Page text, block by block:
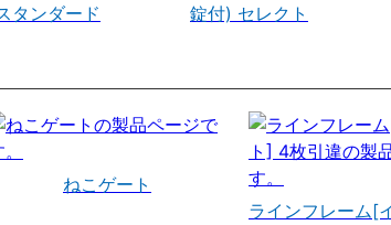
タンダード
錠付) セレクト
ねこゲート
ラインフレーム[